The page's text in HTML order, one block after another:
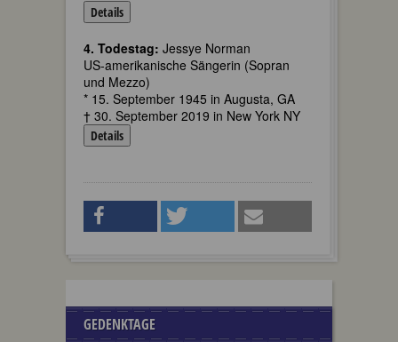
Details
4. Todestag: Jessye Norman
US-amerikanische Sängerin (Sopran
und Mezzo)
* 15. September 1945 in Augusta, GA
† 30. September 2019 in New York NY
Details
GEDENKTAGE